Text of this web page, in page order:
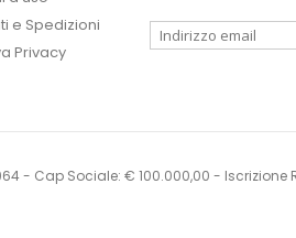
e Spedizioni
Privacy
- Cap Sociale: € 100.000,00 - Iscrizione